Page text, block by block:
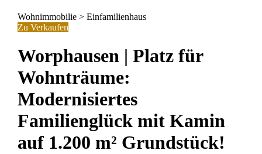
Wohnimmobilie > Einfamilienhaus
Zu Verkaufen
Worphausen | Platz für
Wohnträume:
Modernisiertes
Familienglück mit Kamin
auf 1.200 m² Grundstück!